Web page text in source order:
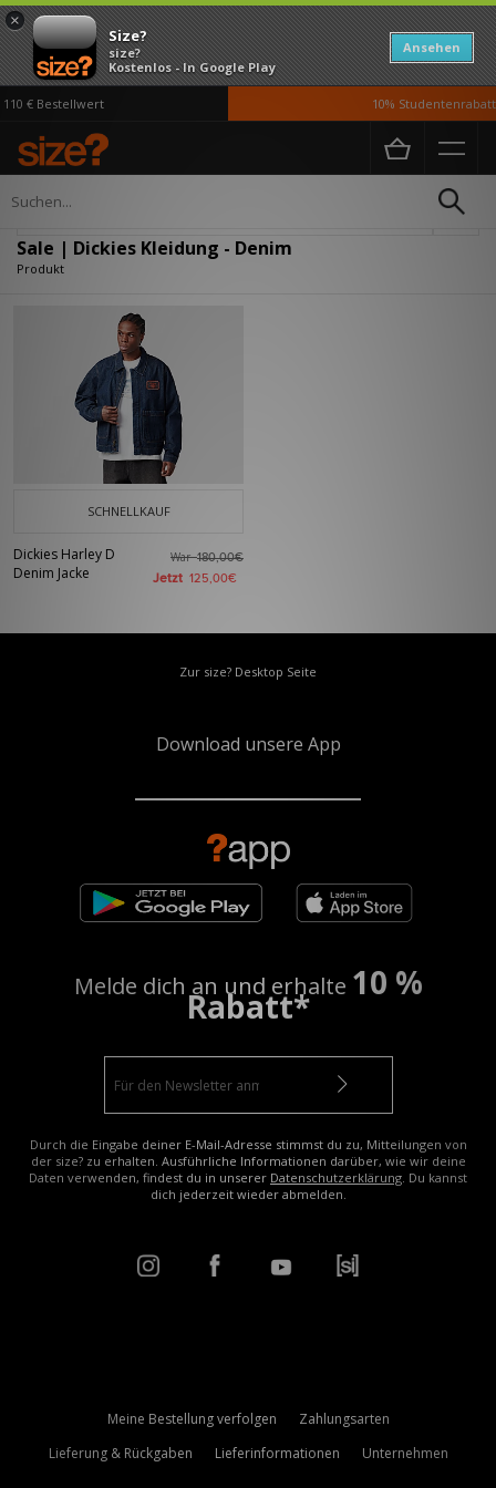
×
Size?
size?
Kostenlos - In Google Play
Ansehen
€ Bestellwert 10% Studentenrabatt
Home Herren
Sale | Dickies Kleidung - Denim
Produkt
SCHNELLKAUF
Dickies Harley D
Denim Jacke
War180,00€
Jetzt 125,00€
Zur size? Desktop Seite
Download unsere App
Melde dich an und erhalte 10 %
Rabatt*
Durch die Eingabe deiner E-Mail-Adresse stimmst du zu, Mitteilungen von
der size? zu erhalten. Ausführliche Informationen darüber, wie wir deine
Daten verwenden, findest du in unserer Datenschutzerklärung. Du kannst
dich jederzeit wieder abmelden.
Meine Bestellung verfolgen
Zahlungsarten
Lieferung & Rückgaben
Lieferinformationen Unternehmen